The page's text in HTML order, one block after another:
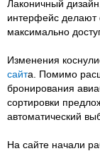
Лаконичный
интерфейс делают
максимально
Изменения
сайта. Помимо
бронирования
сортировки
автоматический
На сайте начали